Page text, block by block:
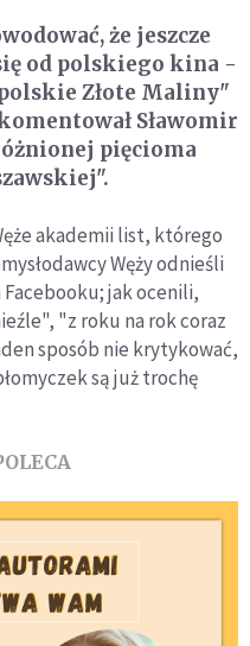
że jeszcze
od polskiego kina -
Złote Maliny"
Sławomir
pięcioma
akademii list, którego
Węży odnieśli
jak ocenili,
"z roku na rok coraz
sposób nie krytykować,
są już trochę